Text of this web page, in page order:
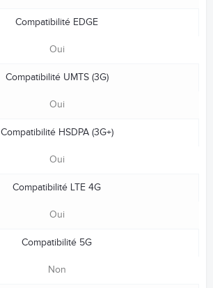
Compatibilité EDGE
Oui
Compatibilité UMTS (3G)
Oui
Compatibilité HSDPA (3G+)
Oui
Compatibilité LTE 4G
Oui
Compatibilité 5G
Non